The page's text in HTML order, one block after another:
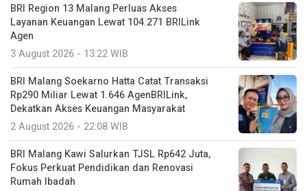
BRI Region 13 Malang Perluas Akses
Layanan Keuangan Lewat 104.271 BRILink
Agen
3 August 2026 - 13:22 WIB
BRI Malang Soekarno Hatta Catat Transaksi
Rp290 Miliar Lewat 1.646 AgenBRILink,
Dekatkan Akses Keuangan Masyarakat
2 August 2026 - 22:08 WIB
BRI Malang Kawi Salurkan TJSL Rp642 Juta,
Fokus Perkuat Pendidikan dan Renovasi
Rumah Ibadah